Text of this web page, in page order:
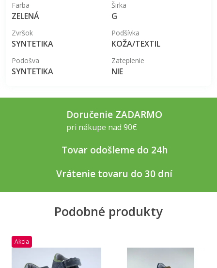
Farba
ZELENÁ
Širka
G
Zvršok
SYNTETIKA
Podšívka
KOŽA/TEXTIL
Podošva
SYNTETIKA
Zateplenie
NIE
Doručenie ZADARMO
pri nákupe nad 90€
Tovar odošleme do 24h
Vrátenie tovaru do 30 dní
Podobné produkty
Akcia